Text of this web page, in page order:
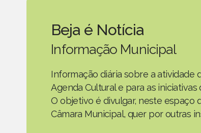
Beja é Notícia
Informação Municipal
Informação diária sobre a atividade
Agenda Cultural e para as
O objetivo é divulgar, neste espaço
Câmara Municipal, quer por outras